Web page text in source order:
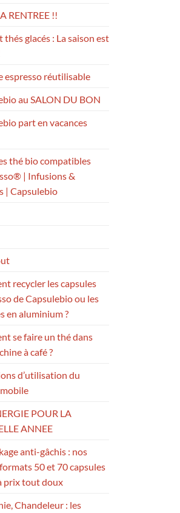
RENTREE !!
thés glacés : La saison est
espresso réutilisable
au SALON DU BON
part en vacances
thé bio compatibles
| Infusions &
| Capsulebio
recycler les capsules
de Capsulebio ou les
en aluminium ?
se faire un thé dans
à café ?
d’utilisation du
POUR LA
ANNEE
anti-gâchis : nos
50 et 70 capsules
prix tout doux
Chandeleur : les